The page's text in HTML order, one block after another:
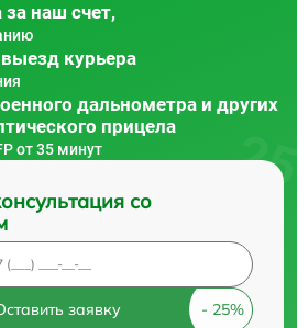
наш счет,
курьера
дальнометра и других
прицела
от 35 минут
со
заявку